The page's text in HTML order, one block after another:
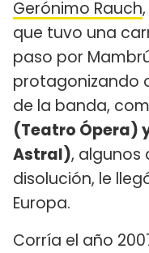
Gerónimo Rauch
que tuvo una
paso por
protagonizando
de la banda,
(Teatro Ópera)
Astral), algunos
disolución, le
Europa.
Corría el año